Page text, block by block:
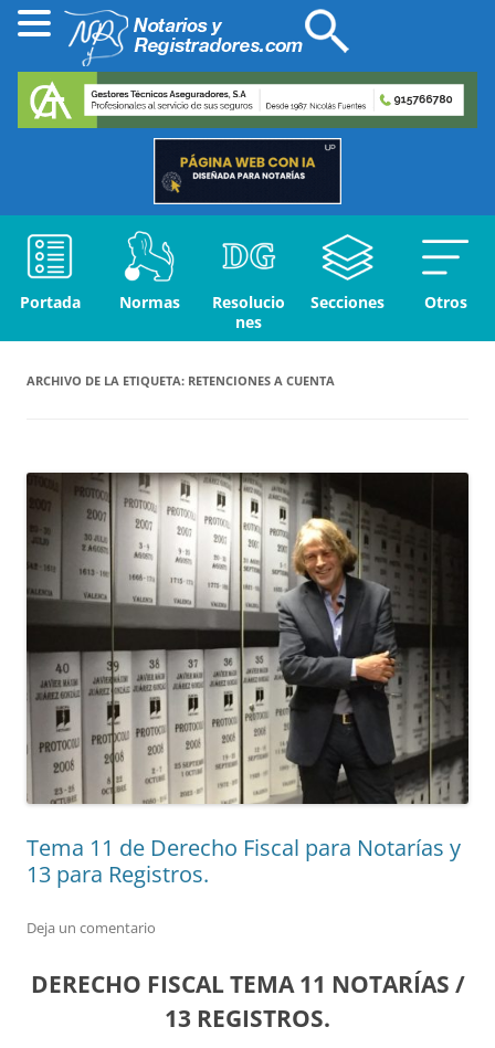
Portada Normas
Resolucio
nes
Secciones Otros
ARCHIVO DE LA ETIQUETA: RETENCIONES A CUENTA
Tema 11 de Derecho Fiscal para Notarías y
13 para Registros.
Deja un comentario
DERECHO FISCAL TEMA 11 NOTARÍAS /
13 REGISTROS.